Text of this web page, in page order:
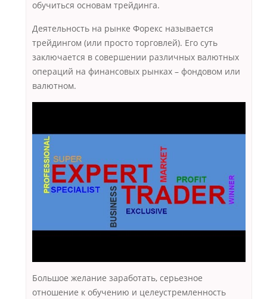
обучиться основам трейдинга.
Деятельность на рынке Форекс называется
трейдингом (или просто торговлей). Его суть
заключается в совершении различных валютных
операций на финансовых рынках – фондовом или
валютном.
Большое желание заработать, серьезное
отношение к обучению и целеустремленность